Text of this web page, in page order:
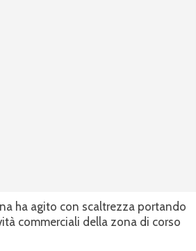
ha agito con scaltrezza portando
commerciali della zona di corso